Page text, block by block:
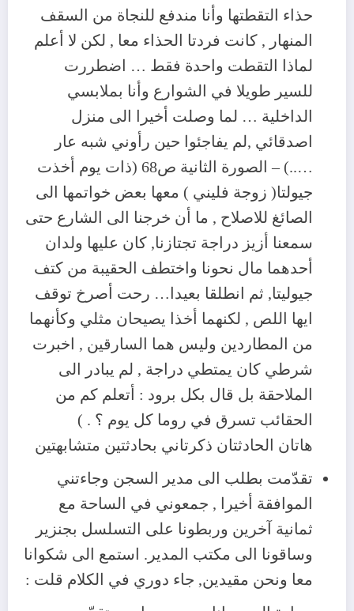
حذاء التقطتها وأنا مندفع للنجاة من السقف
المنهار , كانت فردتا الحذاء معا , لكن لا أعلم
لماذا التقطت واحدة فقط … اضطررت
للسير طويلا في الشوارع وأنا بملابسي
الداخلية … لما وصلت أخيرا الى منزل
اصدقائي ,لم يفاجئوا حين رأوني شبه عار
…..) – الصورة الثانية ص68 (ذات يوم أخذت
جيولتا( زوجة فليني ) معها بعض خواتمها الى
الصائغ للاصلاح , ما أن خرجنا الى الشارع حتى
سمعنا أزيز دراجة تجتازنا, كان عليها ولدان
أحدهما مال نحونا واختطف الحقيبة من كتف
جيوليتا, ثم انطلقا بعيدا… رحت أصرخ توقف
ايها اللص , لكنهما أخذا يصيحان مثلي وكأنهما
من المطاردين وليس هما السارقين , اخبرت
شرطي كان يمتطي دراجة , لم يبادر الى
الملاحقة بل قال بكل برود : أتعلم كم من
الحقائب تسرق في روما كل يوم ؟ . )
هاتان الحادثتان ذكرتاني بحادثتين متشابهتين
تقدّمت بطلب الى مدير السجن وجاءتني
الموافقة أخيرا , جمعوني في الساحة مع
ثمانية آخرين وربطونا على التسلسل بجنزير
وساقونا الى مكتب المدير. استمع الى شكوانا
معا ونحن مقيدين, جاء دوري في الكلام قلت :